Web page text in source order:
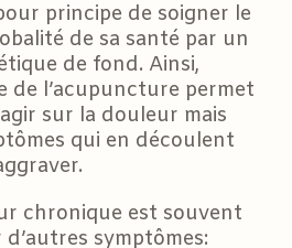
principe de soigner le
de sa santé par un
de fond. Ainsi,
de l’acupuncture permet
sur la douleur mais
qui en découlent
chronique est souvent
symptômes: